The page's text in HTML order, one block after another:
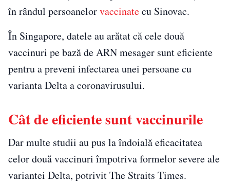
în rândul persoanelorvaccinatecu Sinovac.
În Singapore, datele au arătat că cele două
vaccinuri pe bază de ARN mesager sunt eficiente
pentru a preveni infectarea unei persoane cu
varianta Delta a coronavirusului.
Cât de eficiente sunt vaccinurile
Dar multe studii au pus la îndoială eficacitatea
celor două vaccinuri împotriva formelor severe ale
variantei Delta, potrivit The Straits Times.